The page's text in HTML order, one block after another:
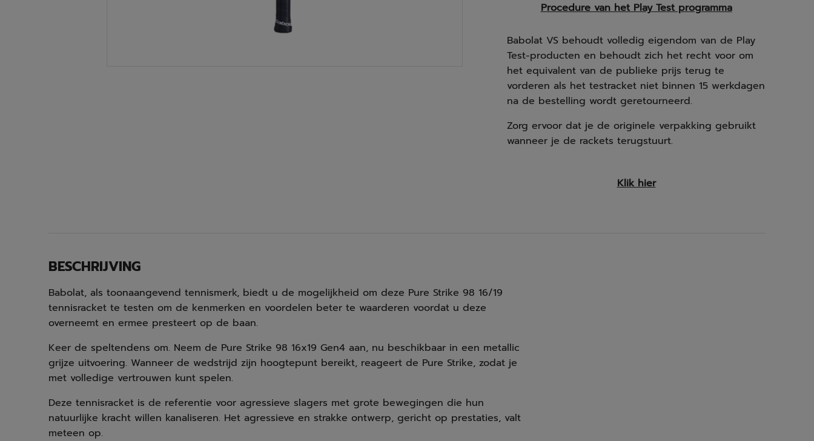
Procedure van het Play Test programma
Babolat VS behoudt volledig eigendom van de Play
Test-producten en behoudt zich het recht voor om
het equivalent van de publieke prijs terug te
vorderen als het testracket niet binnen 15 werkdagen
na de bestelling wordt geretourneerd.
Zorg ervoor dat je de originele verpakking gebruikt
wanneer je de rackets terugstuurt.
Klik hier
BESCHRIJVING
Babolat, als toonaangevend tennismerk, biedt u de mogelijkheid om deze Pure Strike 98 16/19
tennisracket te testen om de kenmerken en voordelen beter te waarderen voordat u deze
overneemt en ermee presteert op de baan.
Keer de speltendens om. Neem de Pure Strike 98 16x19 Gen4 aan, nu beschikbaar in een metallic
grijze uitvoering. Wanneer de wedstrijd zijn hoogtepunt bereikt, reageert de Pure Strike, zodat je
met volledige vertrouwen kunt spelen.
Deze tennisracket is de referentie voor agressieve slagers met grote bewegingen die hun
natuurlijke kracht willen kanaliseren. Het agressieve en strakke ontwerp, gericht op prestaties, valt
meteen op.